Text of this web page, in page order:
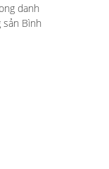
danh
Bình